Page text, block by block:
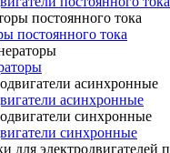
постоянного тока
асинхронные
синхронные